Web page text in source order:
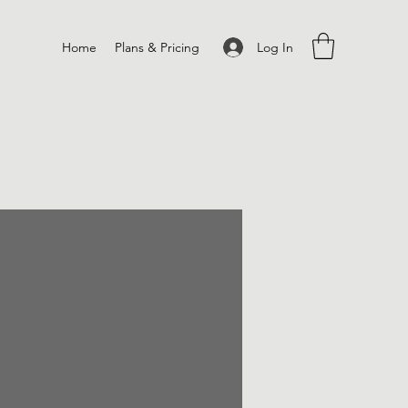
Log In
Home Plans & Pricing